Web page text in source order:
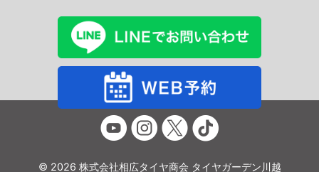
© 2026 株式会社相広タイヤ商会 タイヤガーデン川越